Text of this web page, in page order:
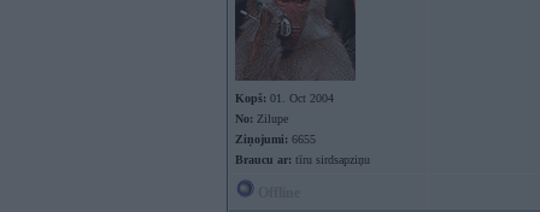
Kopš: 01. Oct 2004
No: Zilupe
Ziņojumi: 6655
Braucu ar: tīru sirdsapziņu